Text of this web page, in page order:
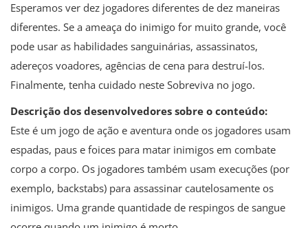
Esperamos ver dez jogadores diferentes de dez maneiras
diferentes. Se a ameaça do inimigo for muito grande, você
pode usar as habilidades sanguinárias, assassinatos,
adereços voadores, agências de cena para destruí-los.
Finalmente, tenha cuidado neste Sobreviva no jogo.
Descrição dos desenvolvedores sobre o conteúdo:
Este é um jogo de ação e aventura onde os jogadores usam
espadas, paus e foices para matar inimigos em combate
corpo a corpo. Os jogadores também usam execuções (por
exemplo, backstabs) para assassinar cautelosamente os
inimigos. Uma grande quantidade de respingos de sangue